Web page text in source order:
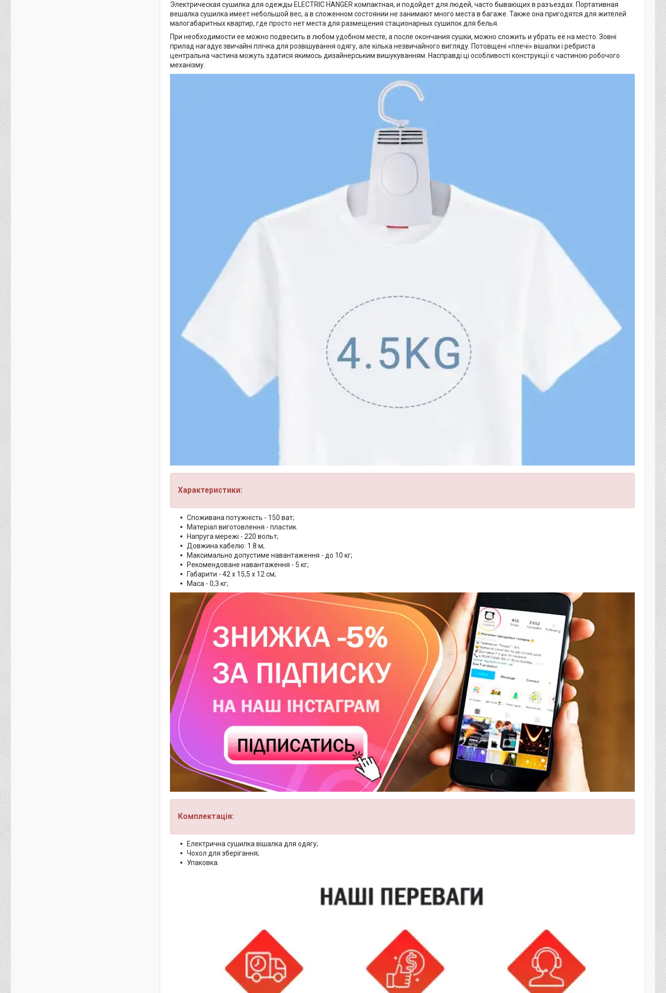
Электрическая сушилка для одежды ELECTRIC HANGER компактная, и подойдет для людей, часто бывающих в разъездах. Портативная
вешалка сушилка имеет небольшой вес, а в сложенном состоянии не занимают много места в багаже. Также она пригодятся для жителей
малогабаритных квартир, где просто нет места для размещения стационарных сушилок для белья.
При необходимости ее можно подвесить в любом удобном месте, а после окончания сушки, можно сложить и убрать её на место. Зовні
прилад нагадує звичайні плічка для розвішування одягу, але кілька незвичайного вигляду. Потовщені «плечі» вішалки і ребриста
центральна частина можуть здатися якимось дизайнерським вишукуванням. Насправді ці особливості конструкції є частиною робочого
механізму.
Характеристики:
Споживана потужність - 150 ват;
Матеріал виготовлення - пластик.
Напруга мережі - 220 вольт;
Довжина кабелю: 1.8 м;
Максимально допустиме навантаження - до 10 кг;
Рекомендоване навантаження - 5 кг;
Габарити - 42 х 15,5 х 12 см;
Маса - 0,3 кг;
Комплектація:
Електрична сушилка вішалка для одягу;
Чохол для зберігання;
Упаковка.